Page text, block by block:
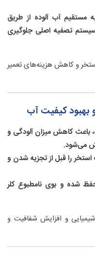
مستقیم آب آلوده از طریق
تصفیه اصلی جلوگیری
و کاهش هزینه‌های تعمیر
کیفیت آب
کاهش میزان آلودگی و
می‌شود.
را قبل از تجزیه شدن و
شده و بوی نامطبوع کلر
و افزایش شفافیت و